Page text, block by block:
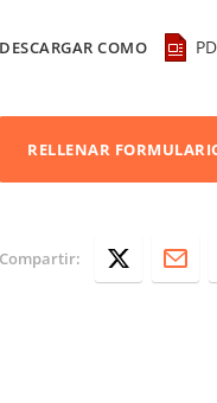
DESCARGAR COMO
RELLENAR
Compartir: